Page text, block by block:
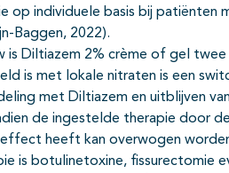
op individuele basis bij patiënten
Baggen, 2022).
Diltiazem 2% crème of gel twee
is met lokale nitraten is een
met Diltiazem en uitblijven
de ingestelde therapie door
heeft kan overwogen
is botulinetoxine, fissurectomie